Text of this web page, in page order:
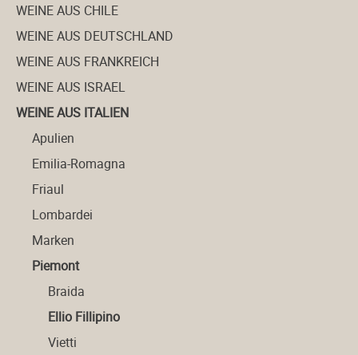
WEINE AUS CHILE
WEINE AUS DEUTSCHLAND
WEINE AUS FRANKREICH
WEINE AUS ISRAEL
WEINE AUS ITALIEN
Apulien
Emilia-Romagna
Friaul
Lombardei
Marken
Piemont
Braida
Ellio Fillipino
Vietti